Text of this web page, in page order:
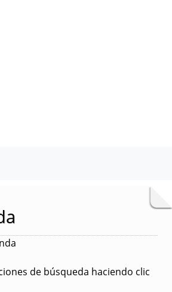
de búsqueda haciendo clic